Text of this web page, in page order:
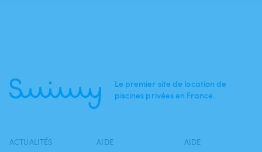
Le premier site de location de
piscines privées en France.
ACTUALITÉS AIDE AIDE